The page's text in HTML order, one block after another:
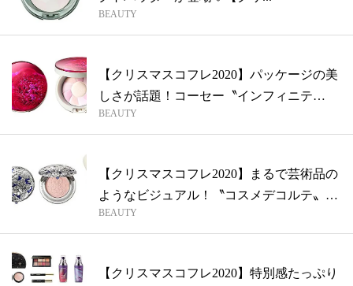
BEAUTY
【クリスマスコフレ2020】パッケージの美
しさが話題！コーセー〝インフィニテ
ィ〟...
BEAUTY
【クリスマスコフレ2020】まるで芸術品の
ようなビジュアル！〝コスメデコルテ〟
の...
BEAUTY
【クリスマスコフレ2020】特別感たっぷり